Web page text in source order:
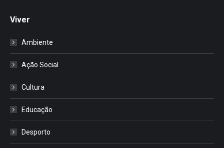
Viver
Ambiente
Ação Social
Cultura
Educação
Desporto